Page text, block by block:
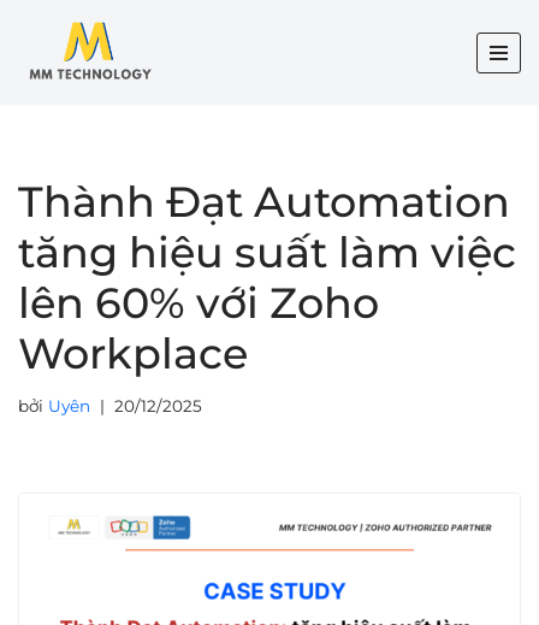
Chuyển
Thành Đạt Automation
tăng hiệu suất làm việc
lên 60% với Zoho
Workplace
bởi Uyên 20/12/2025